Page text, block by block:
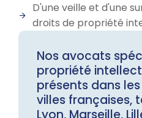
D'une veille et d'une
droits de propriété
Nos avocats
propriété
présents dans
villes françaises,
Lyon, Marseille,